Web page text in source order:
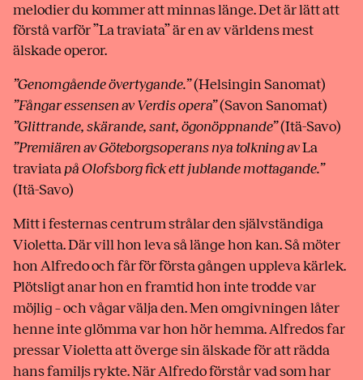
melodier du kommer att minnas länge. Det är lätt att
förstå varför ”La traviata” är en av världens mest
älskade operor.
”Genomgående övertygande.”(Helsingin Sanomat)
”Fångar essensen av Verdis opera”(Savon Sanomat)
”Glittrande, skärande, sant, ögonöppnande”(Itä-Savo)
”Premiären av Göteborgsoperans nya tolkning avLa
traviata på Olofsborg fick ett jublande mottagande.”
(Itä-Savo)
Mitt i festernas centrum strålar den självständiga
Violetta. Där vill hon leva så länge hon kan. Så möter
hon Alfredo och får för första gången uppleva kärlek.
Plötsligt anar hon en framtid hon inte trodde var
möjlig – och vågar välja den. Men omgivningen låter
henne inte glömma var hon hör hemma. Alfredos far
pressar Violetta att överge sin älskade för att rädda
hans familjs rykte. När Alfredo förstår vad som har